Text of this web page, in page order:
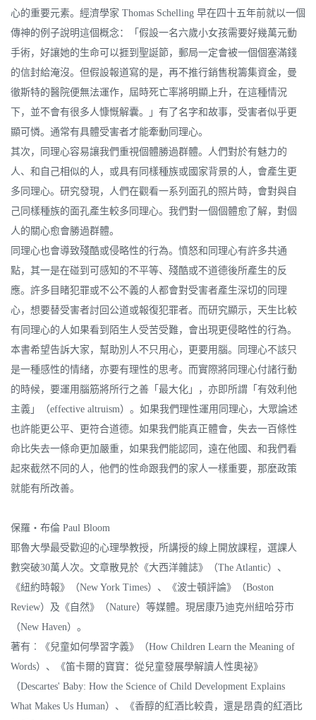
心的重要元素。經濟學家 Thomas Schelling 早在四十五年前就以一個
傳神的例子說明這個概念：「假設一名六歲小女孩需要好幾萬元動
手術，好讓她的生命可以捱到聖誕節，郵局一定會被一個個塞滿錢
的信封給淹沒。但假設報道寫的是，再不推行銷售稅籌集資金，曼
徹斯特的醫院便無法運作，屆時死亡率將明顯上升，在這種情況
下，並不會有很多人慷慨解囊。」有了名字和故事，受害者似乎更
顯可憐。通常有具體受害者才能牽動同理心。
其次，同理心容易讓我們重視個體勝過群體。人們對於有魅力的
人、和自己相似的人，或具有同樣種族或國家背景的人，會產生更
多同理心。研究發現，人們在觀看一系列面孔的照片時，會對與自
己同樣種族的面孔產生較多同理心。我們對一個個體愈了解，對個
人的關心愈會勝過群體。
同理心也會導致殘酷或侵略性的行為。憤怒和同理心有許多共通
點，其一是在碰到可感知的不平等、殘酷或不道德後所產生的反
應。許多目睹犯罪或不公不義的人都會對受害者產生深切的同理
心，想要替受害者討回公道或報復犯罪者。而研究顯示，天生比較
有同理心的人如果看到陌生人受苦受難，會出現更侵略性的行為。
本書希望告訴大家，幫助別人不只用心，更要用腦。同理心不該只
是一種感性的情緒，亦要有理性的思考。而實際將同理心付諸行動
的時候，要運用腦筋將所行之善「最大化」，亦即所謂「有效利他
主義」（effective altruism）。如果我們理性運用同理心，大眾論述
也許能更公平、更符合道德。如果我們能真正體會，失去一百條性
命比失去一條命更加嚴重，如果我們能認同，遠在他國、和我們看
起來截然不同的人，他們的性命跟我們的家人一樣重要，那麼政策
就能有所改善。
保羅‧布倫 Paul Bloom
耶魯大學最受歡迎的心理學教授，所講授的線上開放課程，選課人
數突破30萬人次。文章散見於《大西洋雜誌》（The Atlantic）、
《紐約時報》（New York Times）、《波士頓評論》（Boston
Review）及《自然》（Nature）等媒體。現居康乃迪克州紐哈芬市
（New Haven）。
著有︰《兒童如何學習字義》（How Children Learn the Meaning of
Words）、《笛卡爾的寶寶：從兒童發展學解讀人性奧祕》
（Descartes' Baby: How the Science of Child Development Explains
What Makes Us Human）、《香醇的紅酒比較貴，還是昂貴的紅酒比